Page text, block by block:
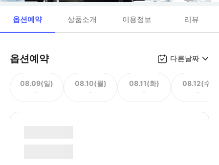
옵션예약 상품소개 이용정보 리뷰
옵션예약 다른날짜
08.09(일)
-
08.10(월)
-
08.11(화)
-
08.12(수)
-